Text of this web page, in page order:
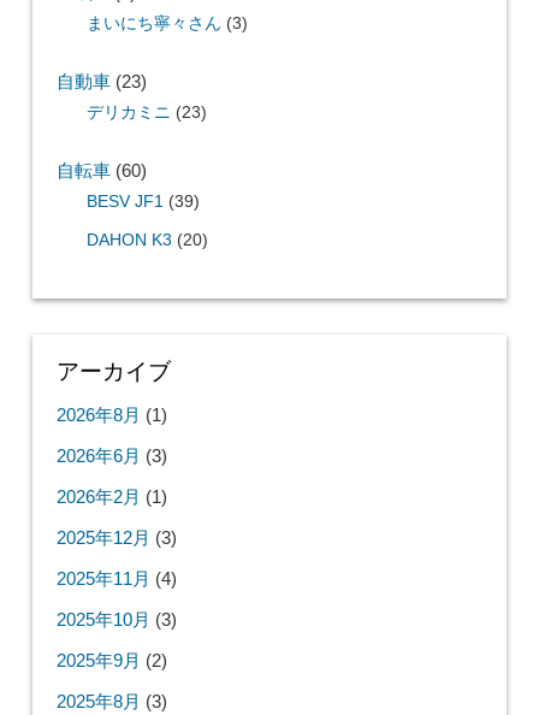
まいにち寧々さん (3)
自動車(23)
デリカミニ (23)
自転車(60)
BESV JF1 (39)
DAHON K3 (20)
アーカイブ
2026年8月 (1)
2026年6月 (3)
2026年2月 (1)
2025年12月 (3)
2025年11月 (4)
2025年10月 (3)
2025年9月 (2)
2025年8月 (3)